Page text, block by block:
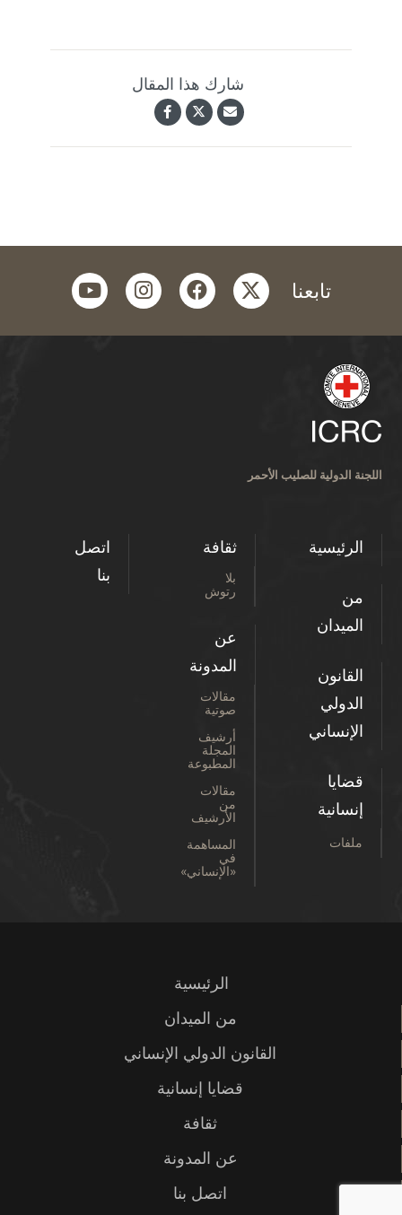
شارك هذا المقال
تابعنا twitter
facebook
instagram
youtube
اللجنة الدولية للصليب الأحمر
الرئيسية
من
الميدان
القانون
الدولي
الإنساني
قضايا
إنسانية
ملفات
ثقافة
بلا
رتوش
عن
المدونة
مقالات
صوتية
أرشيف
المجلة
المطبوعة
مقالات
من
الأرشيف
المساهمة
في
«الإنساني»
اتصل
بنا
الرئيسية
من الميدان
القانون الدولي الإنساني
قضايا إنسانية
ثقافة
عن المدونة
اتصل بنا